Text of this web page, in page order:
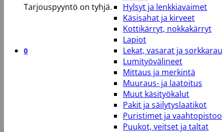
Tarjouspyyntö on tyhjä.
0
Hylsyt ja lenkkiavaimet
Käsisahat ja kirveet
Kottikärryt, nokkakärryt
Lapiot
Lekat, vasarat ja
Lumityövälineet
Mittaus ja merkintä
Muuraus- ja laatoitus
Muut käsityökalut
Pakit ja säilytyslaatikot
Puristimet ja
Puukot, veitset ja taltat